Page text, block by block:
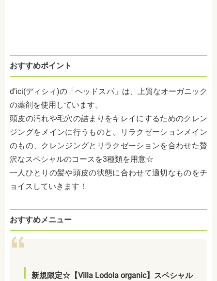
おすすめポイント
d’ici(ディシィ)の「ヘッドスパ」は、上質なオーガニック
の薬剤を使用しています。
頭皮の汚れや毛穴の詰まりをキレイにするためのクレン
ジングをメインに行うものと、リラクゼーションメイン
のもの、クレンジングとリラクゼーションを合わせた贅
沢なスペシャルのコースを3種類を用意☆
一人ひとりの髪や頭皮の状態に合わせて適切なものをチ
ョイスしていきます！
おすすめメニュー
新規限定☆【Villa Lodola organic】スペシャル